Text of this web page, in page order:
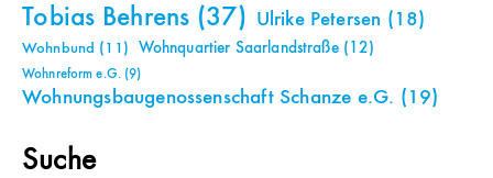
Tobias Behrens (37) Ulrike Petersen (18)
Wohnbund (11) Wohnquartier Saarlandstraße(12)
Wohnreform e.G.(9)
Wohnungsbaugenossenschaft Schanze e.G. (19)
Suche